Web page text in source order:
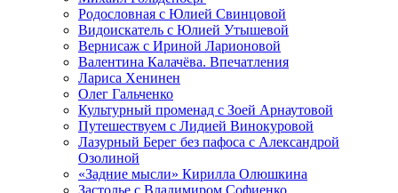
Родословная с Юлией Свинцовой
Видоискатель с Юлией Утышевой
Вернисаж с Ириной Ларионовой
Валентина Калачёва. Впечатления
Лариса Хенинен
Олег Гальченко
Культурный променад с Зоей Арнаутовой
Путешествуем с Лидией Винокуровой
Лазурный Берег без пафоса с Александрой
Озолиной
«Задние мысли» Кирилла Олюшкина